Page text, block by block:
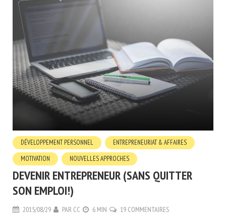
DÉVELOPPEMENT PERSONNEL
ENTREPRENEURIAT & AFFAIRES
MOTIVATION
NOUVELLES APPROCHES
DEVENIR ENTREPRENEUR (SANS QUITTER
SON EMPLOI!)
2015/08/29 PAR CC 6 MIN 19 COMMENTAIRES